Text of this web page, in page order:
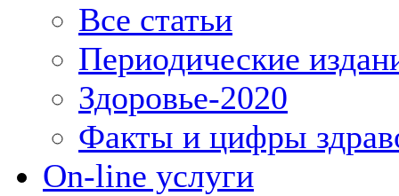
Все статьи
Периодические
Здоровье-2020
Факты и цифры
On-line услуги